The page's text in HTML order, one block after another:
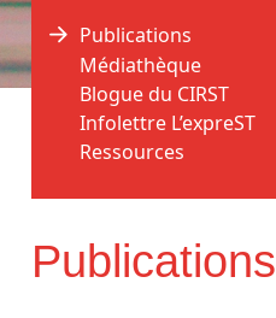
Accueil > Publications >
Publications
Publications
Médiathèque
Blogue du CIRST
Infolettre L’expreST
Ressources